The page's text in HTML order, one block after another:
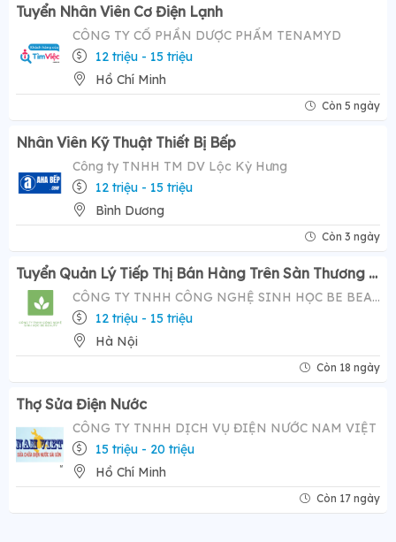
Tuyển Nhân Viên Cơ Điện Lạnh
CÔNG TY CỔ PHẦN DƯỢC PHẨM TENAMYD
12 triệu - 15 triệu
Hồ Chí Minh
Còn 5 ngày
Nhân Viên Kỹ Thuật Thiết Bị Bếp
Công ty TNHH TM DV Lộc Kỳ Hưng
12 triệu - 15 triệu
Bình Dương
Còn 3 ngày
Tuyển Quản Lý Tiếp Thị Bán Hàng Trên Sàn Thương Mại Điện Tử ( Tiktok Shop)- Mức Lương Hấp Dẫn 12-20 Triệu
CÔNG TY TNHH CÔNG NGHỆ SINH HỌC BE BEAUTY
12 triệu - 15 triệu
Hà Nội
Còn 18 ngày
Thợ Sửa Điện Nước
CÔNG TY TNHH DỊCH VỤ ĐIỆN NƯỚC NAM VIỆT
15 triệu - 20 triệu
Hồ Chí Minh
Còn 17 ngày